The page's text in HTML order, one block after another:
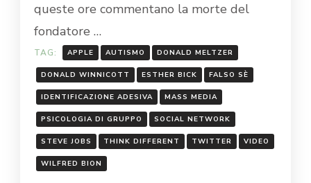
queste ore commentano la morte del
fondatore …
TAG: APPLE AUTISMO DONALD MELTZER
DONALD WINNICOTT ESTHER BICK FALSO SÈ
IDENTIFICAZIONE ADESIVA MASS MEDIA
PSICOLOGIA DI GRUPPO SOCIAL NETWORK
STEVE JOBS THINK DIFFERENT TWITTER VIDEO
WILFRED BION